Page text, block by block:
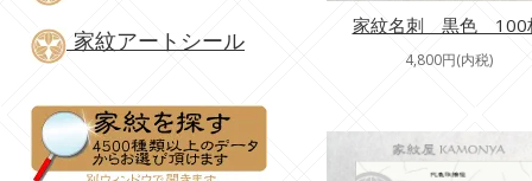
家紋名刺 黒色 100
4,800円(内税)
家紋アートシール